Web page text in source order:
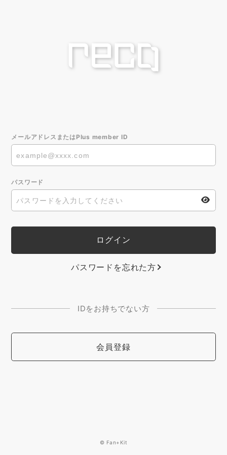
メールアドレスまたはPlus member ID
パスワード
パスワードを忘れた方
IDをお持ちでない方
会員登録
© Fan+Kit